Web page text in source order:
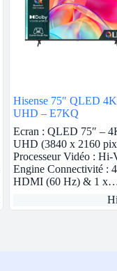
Hisense 75″ QLED 4K
UHD – E7KQ
Ecran : QLED 75″ –
UHD (3840 x 2160
Processeur Vidéo : Hi-
Engine Connectivité :
HDMI (60 Hz) & 1